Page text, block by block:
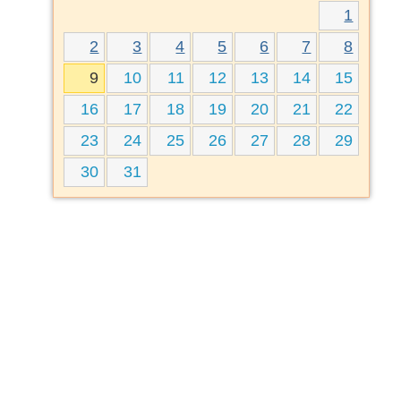
1
2
3 4 5 6 7
8
9
10 11 12 13 14
15
16
17 18 19 20 21
22
23
24 25 26 27 28
29
30
31